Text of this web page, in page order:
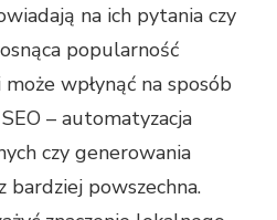
na ich pytania czy
popularność
wpłynąć na sposób
– automatyzacja
czy generowania
bardziej powszechna.